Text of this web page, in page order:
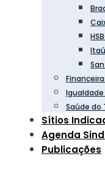
Itaú
Saúde do
Sítios
Agenda
Publicações